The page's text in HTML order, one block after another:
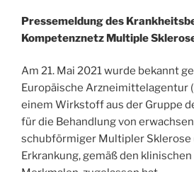
für
MS-
ein“
Pressemeldung des
Kompetenznetz Multiple
Am 21. Mai 2021 wurde bekannt
Europäische Arzneimittelagentur
einem Wirkstoff aus der Gruppe
für die Behandlung von
schubförmiger Multipler Sklerose
Erkrankung, gemäß den